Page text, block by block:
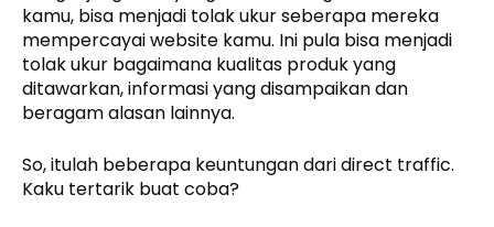
kamu, bisa menjadi tolak ukur seberapa mereka
mempercayai website kamu. Ini pula bisa menjadi
tolak ukur bagaimana kualitas produk yang
ditawarkan, informasi yang disampaikan dan
beragam alasan lainnya.
So, itulah beberapa keuntungan dari direct traffic.
Kaku tertarik buat coba?